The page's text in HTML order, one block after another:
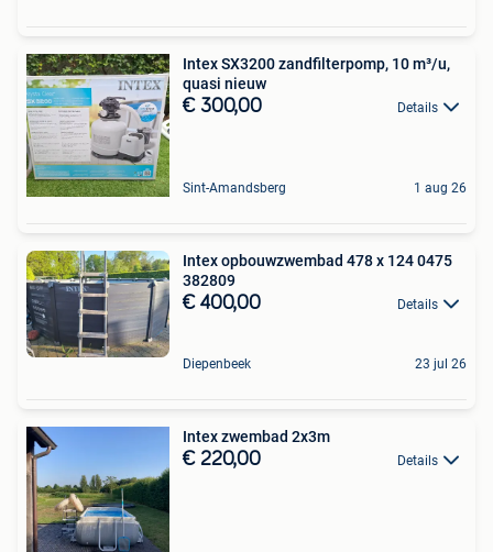
Intex SX3200 zandfilterpomp, 10 m³/u,
quasi nieuw
€ 300,00 Details
Sint-Amandsberg 1 aug 26
Intex opbouwzwembad 478 x 124 0475
382809
€ 400,00 Details
Diepenbeek 23 jul 26
Intex zwembad 2x3m
€ 220,00 Details